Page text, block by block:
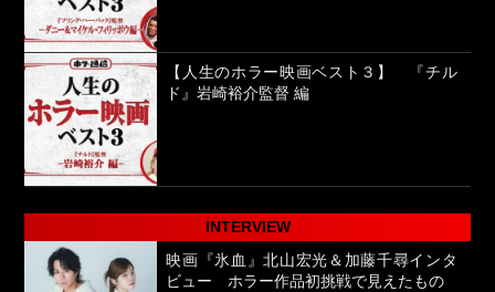
【人生のホラー映画ベスト３】 『チル
ド』岩崎裕介監督 編
INTERVIEW
映画『氷血』北山宏光＆加藤千尋インタ
ビュー ホラー作品初挑戦で見えたもの